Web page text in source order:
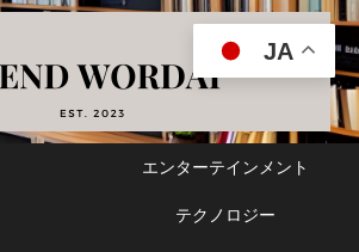
エンターテインメント
テクノロジー
JA